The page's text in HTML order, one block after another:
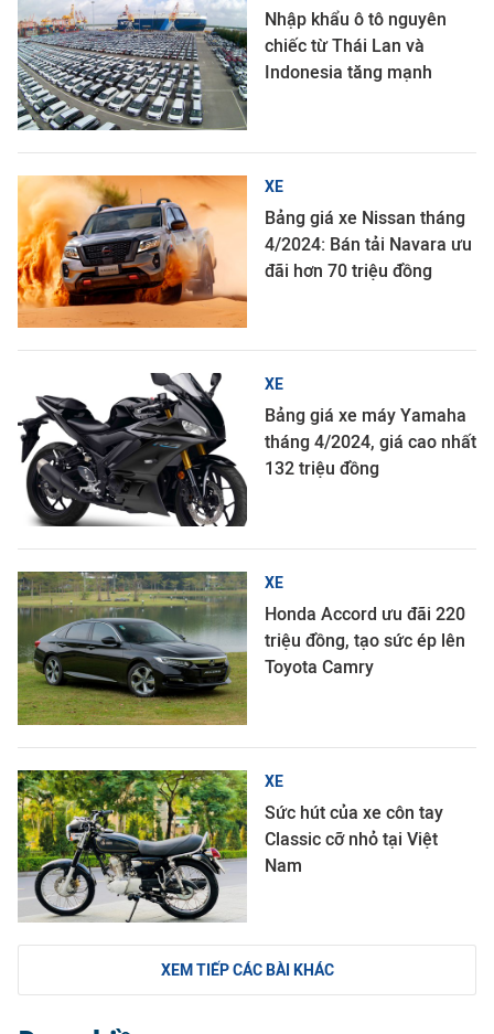
Nhập khẩu ô tô nguyên
chiếc từ Thái Lan và
Indonesia tăng mạnh
XE
Bảng giá xe Nissan tháng
4/2024: Bán tải Navara ưu
đãi hơn 70 triệu đồng
XE
Bảng giá xe máy Yamaha
tháng 4/2024, giá cao nhất
132 triệu đồng
XE
Honda Accord ưu đãi 220
triệu đồng, tạo sức ép lên
Toyota Camry
XE
Sức hút của xe côn tay
Classic cỡ nhỏ tại Việt
Nam
XEM TIẾP CÁC BÀI KHÁC